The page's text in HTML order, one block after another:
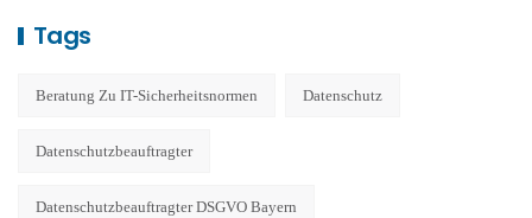
Tags
Beratung Zu IT-Sicherheitsnormen Datenschutz
Datenschutzbeauftragter
Datenschutzbeauftragter DSGVO Bayern